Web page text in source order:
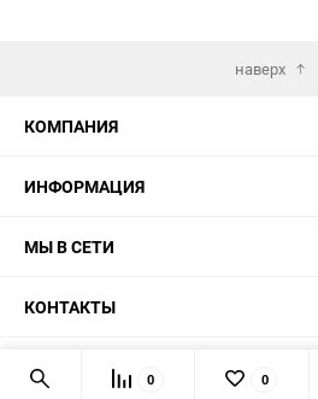
наверх
КОМПАНИЯ
ИНФОРМАЦИЯ
МЫ В СЕТИ
КОНТАКТЫ
© 2026 TK5.RU
0 0